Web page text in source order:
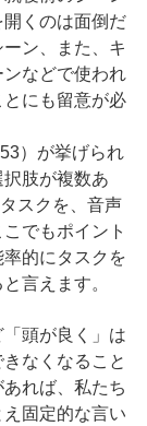
くのは面倒だ
ン、また、キ
などで使われ
にも留意が必
）が挙げられ
肢が複数あ
スクを、音声
でもポイント
的にタスクを
言えます。
頭が良く」は
なくなること
れば、私たち
固定的な言い